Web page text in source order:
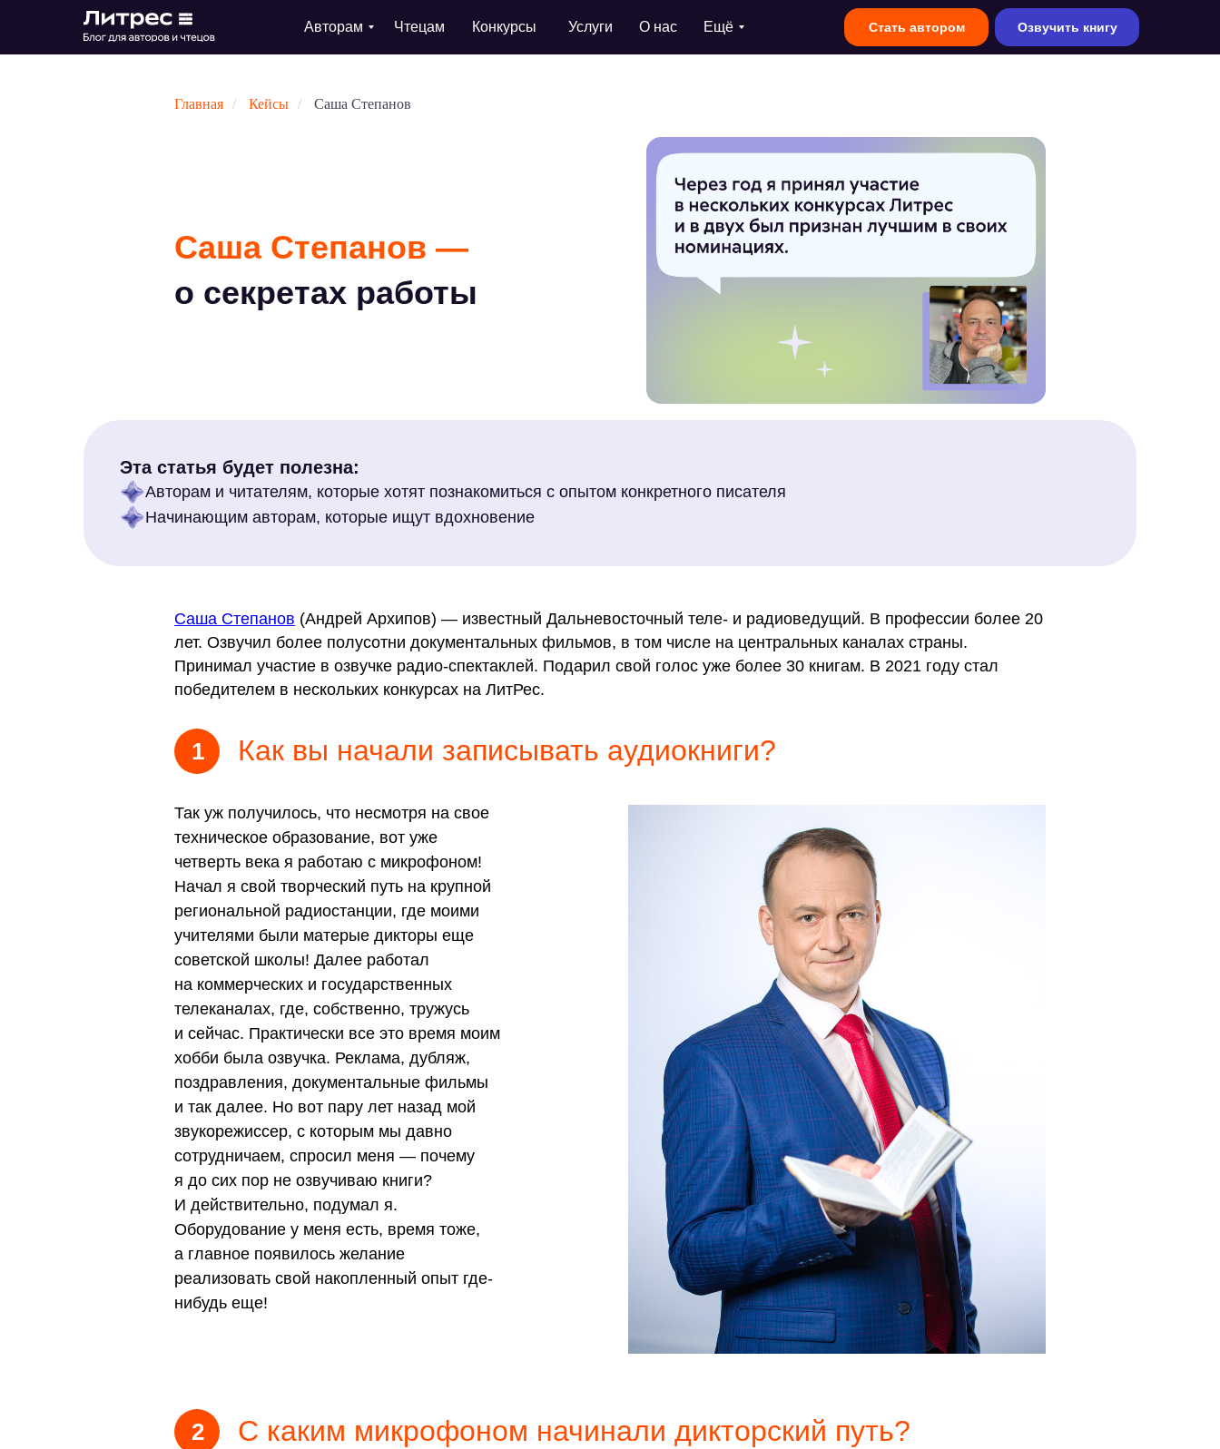
Стать автором
Авторам Чтецам Конкурсы Услуги О нас Ещё Озвучить книгу
Главная / Кейсы / Саша Степанов
Саша Степанов —
о секретах работы
Эта статья будет полезна:
Авторам и читателям, которые хотят познакомиться с опытом конкретного писателя
Начинающим авторам, которые ищут вдохновение
Саша Степанов (Андрей Архипов) — известный Дальневосточный теле- и радиоведущий. В профессии более 20
лет. Озвучил более полусотни документальных фильмов, в том числе на центральных каналах страны.
Принимал участие в озвучке радио-спектаклей. Подарил свой голос уже более 30 книгам. В 2021 году стал
победителем в нескольких конкурсах на ЛитРес.
1 Как вы начали записывать аудиокниги?
Так уж получилось, что несмотря на свое
техническое образование, вот уже
четверть века я работаю с микрофоном!
Начал я свой творческий путь на крупной
региональной радиостанции, где моими
учителями были матерые дикторы еще
советской школы! Далее работал
на коммерческих и государственных
телеканалах, где, собственно, тружусь
и сейчас. Практически все это время моим
хобби была озвучка. Реклама, дубляж,
поздравления, документальные фильмы
и так далее. Но вот пару лет назад мой
звукорежиссер, с которым мы давно
сотрудничаем, спросил меня — почему
я до сих пор не озвучиваю книги?
И действительно, подумал я.
Оборудование у меня есть, время тоже,
а главное появилось желание
реализовать свой накопленный опыт где-
нибудь еще!
2 С каким микрофоном начинали дикторский путь?